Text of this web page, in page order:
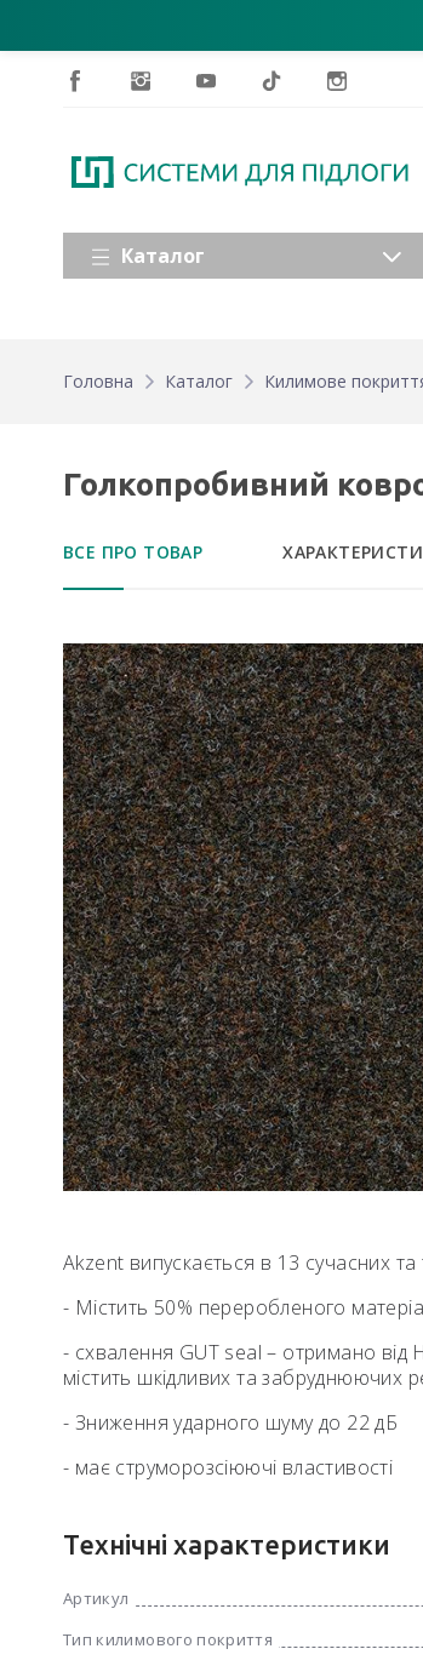
Каталог
Головна Каталог Килимове
Голкопробивний
ВСЕ ПРО ТОВАР
Akzent випускається в 13 сучасних
- Містить 50% переробленого
- схвалення GUT seal – отримано від
містить шкідливих та забруднюючих
- Зниження ударного шуму до 22 дБ
- має струморозсіюючі властивості
Технічні характеристики
Артикул
Тип килимового покриття